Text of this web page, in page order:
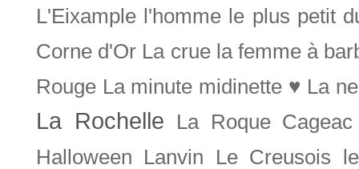
L'Eixample l'homme le plus petit
Corne d'Or La crue la femme à
Rouge La minute midinette ♥ La
La Rochelle
La Roque Cageac
Halloween
Lanvin Le Creusois